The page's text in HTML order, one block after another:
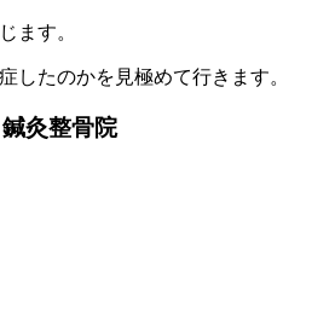
ます。
したのかを見極めて行きます。
灸整骨院